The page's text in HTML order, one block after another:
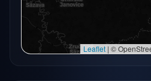
Leaflet | ©